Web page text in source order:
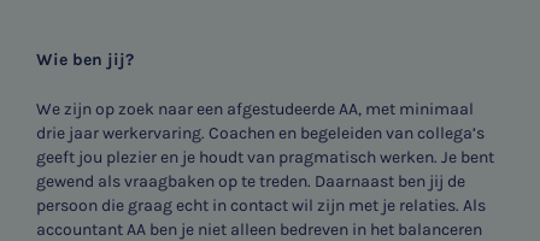
Wie ben jij?
We zijn op zoek naar een afgestudeerde AA, met minimaal
drie jaar werkervaring. Coachen en begeleiden van collega’s
geeft jou plezier en je houdt van pragmatisch werken. Je bent
gewend als vraagbaken op te treden. Daarnaast ben jij de
persoon die graag echt in contact wil zijn met je relaties. Als
accountant AA ben je niet alleen bedreven in het balanceren